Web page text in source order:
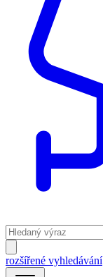
rozšířené vyhledávání